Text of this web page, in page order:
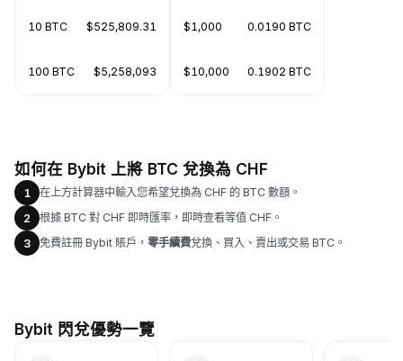
10 BTC $525,809.31
100 BTC $5,258,093
$1,000 0.0190 BTC
$10,000 0.1902 BTC
如何在 Bybit 上將 BTC 兌換為 CHF
1
在上方計算器中輸入您希望兌換為 CHF 的 BTC 數額。
2
根據 BTC 對 CHF 即時匯率，即時查看等值 CHF。
3
免費註冊 Bybit 賬戶， 零手續費兌換、買入、賣出或交易 BTC。
Bybit 閃兌優勢一覽